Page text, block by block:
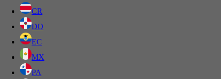
CR
DO
EC
MX
PA